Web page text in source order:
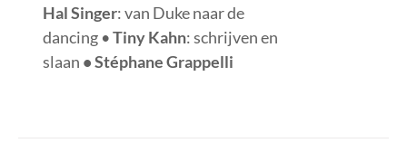
Hal Singer: van Duke naar de
dancing •Tiny Kahn: schrijven en
slaan • Stéphane Grappelli